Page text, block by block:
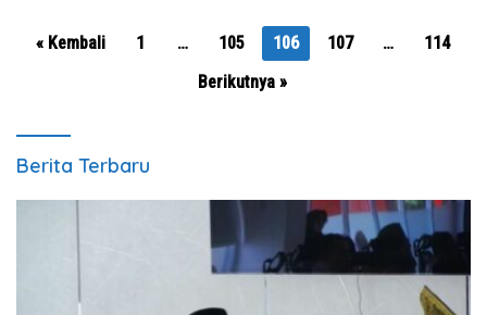
Paginasi
« Kembali 1 … 105 106 107 …
114
Berikutnya »
Berita Terbaru